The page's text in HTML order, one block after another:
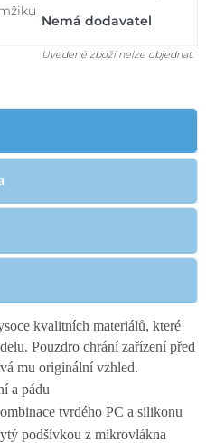
Nemá dodavatel
Uvedené zboží nelze objednat.
kvalitních materiálů, které
Pouzdro chrání zařízení před
mu originální vzhled.
a pádu
tvrdého PC a silikonu
podšívkou z mikrovlákna